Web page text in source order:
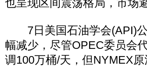
也呈现区间震荡格局，市场
7日美国石油学会(API)公
幅减少，尽管OPEC委员会
调100万桶/天，但NYMEX